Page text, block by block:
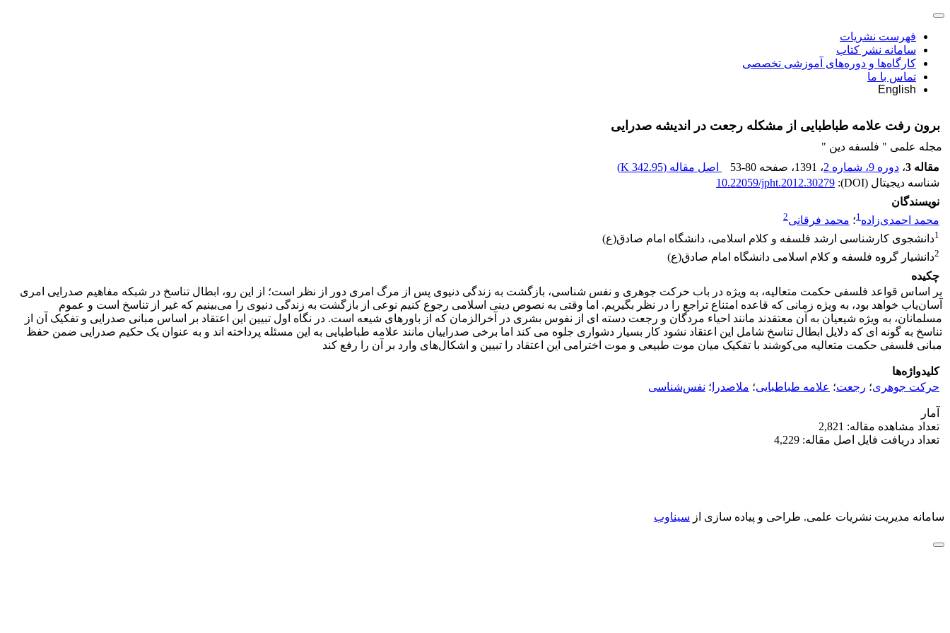
فهرست نشریات
سامانه نشر کتاب
کارگاه‌ها و دوره‌های آموزشی تخصصی
تماس با ما
English
برون رفت علامه طباطبایی از مشکله رجعت در اندیشه صدرایی
مجله علمی " فلسفه دین "
مقاله 3
، دوره 9، شماره 2 ، 1391 ، صفحه 53-80 اصل مقاله (342.95 K
)
شناسه دیجیتال (DOI):
10.22059/jpht.2012.30279
نویسندگان
محمد احمدی‌زاده1؛ محمد فرقانی2
1دانشجوی کارشناسی ارشد فلسفه و کلام اسلامی، دانشگاه امام صادق(ع)
2دانشیار گروه فلسفه و کلام اسلامی دانشگاه امام صادق(ع)
چکیده
بر اساس قواعد فلسفی حکمت متعالیه، به ویژه در باب حرکت جوهری و نفس شناسی، بازگشت به زندگی دنیوی پس از مرگ امری دور از نظر است؛ از این رو، ابطال تناسخ در شبکه مفاهیم صدرایی امری
آسان‌یاب خواهد بود، به ویژه زمانی که قاعده امتناع تراجع را در نظر بگیریم. اما وقتی به نصوص دینی اسلامی رجوع کنیم نوعی از بازگشت به زندگی دنیوی را می‌بینیم که غیر از تناسخ است و عموم
مسلمانان، به ویژه شیعیان به آن معتقدند مانند احیاء مردگان و رجعت دسته ای از نفوس بشری در آخرالزمان که از باورهای شیعه است. در نگاه اول تبیین این اعتقاد بر اساس مبانی صدرایی و تفکیک آن از
تناسخ به گونه ای که دلایل ابطال تناسخ شامل این اعتقاد نشود کار بسیار دشواری جلوه می کند اما برخی صدراییان مانند علامه طباطبایی به این مسئله پرداخته اند و به عنوان یک حکیم صدرایی ضمن حفظ
مبانی فلسفی حکمت متعالیه می‌کوشند با تفکیک میان موت طبیعی و موت اخترامی این اعتقاد را تبیین و اشکال‌های وارد بر آن را رفع کند
کلیدواژه‌ها
حرکت جوهری؛ رجعت؛ علامه طباطبایی؛ ملاصدرا ؛ نفس‌شناسی
آمار
تعداد مشاهده مقاله: 2,821
تعداد دریافت فایل اصل مقاله: 4,229
سامانه مدیریت نشریات علمی. طراحی و پیاده سازی از سیناوب